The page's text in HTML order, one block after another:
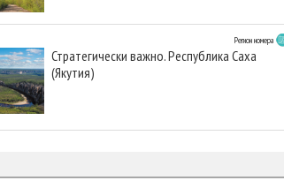
Регион номера
Стратегически важно. Республика Саха
(Якутия)